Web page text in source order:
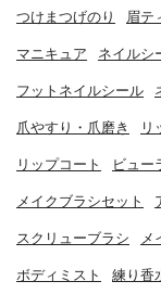
つけまつげのり 眉テ
マニキュア ネイルシ
フットネイルシール
爪やすり・爪磨き リ
リップコート ビュー
メイクブラシセット
スクリューブラシ メ
ボディミスト 練り香